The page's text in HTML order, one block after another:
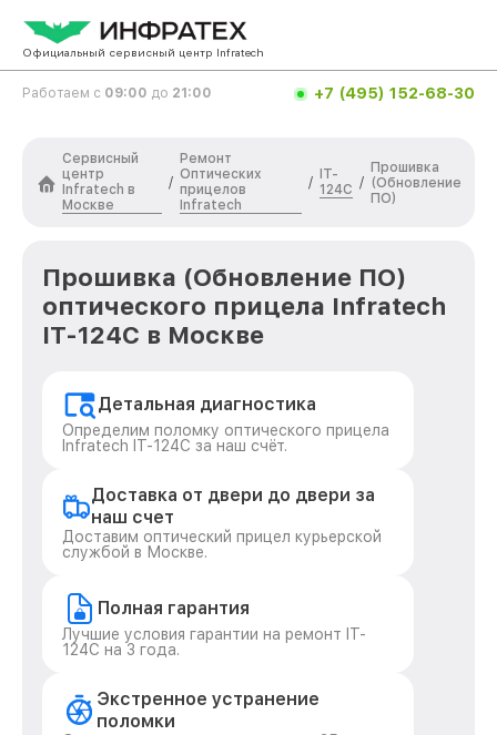
Официальный сервисный центр Infratech
Работаем с 09:00 до 21:00 +7 (495) 152-68-30
Сервисный
центр
Infratech в
Москве
/
Ремонт
Оптических
прицелов
Infratech
/
IT-
124C /
Прошивка
(Обновление
ПО)
Прошивка (Обновление ПО)
оптического прицела Infratech
IT-124C в Москве
Детальная диагностика
Определим поломку оптического прицела
Infratech IT-124C за наш счёт.
Доставка от двери до двери за
наш счет
Доставим оптический прицел курьерской
службой в Москве.
Полная гарантия
Лучшие условия гарантии на ремонт IT-
124C на 3 года.
Экстренное устранение
поломки